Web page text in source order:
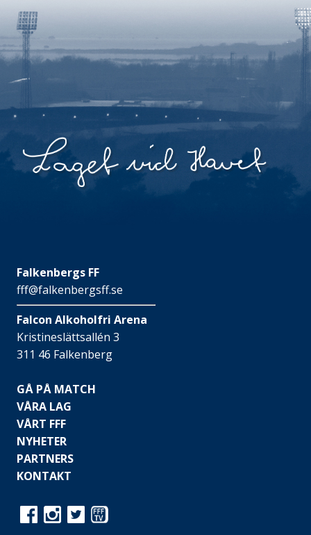
Falkenbergs FF
fff@falkenbergsff.se
Falcon Alkoholfri Arena
Kristineslättsallén 3
311 46 Falkenberg
GÅ PÅ MATCH
VÅRA LAG
VÅRT FFF
NYHETER
PARTNERS
KONTAKT